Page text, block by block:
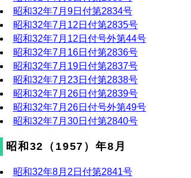
昭和32年7月9日付第2834号
昭和32年7月12日付第2835号
昭和32年7月12日付号外第44号
昭和32年7月16日付第2836号
昭和32年7月19日付第2837号
昭和32年7月23日付第2838号
昭和32年7月26日付第2839号
昭和32年7月26日付号外第49号
昭和32年7月30日付第2840号
昭和32（1957）年8月
昭和32年8月2日付第2841号